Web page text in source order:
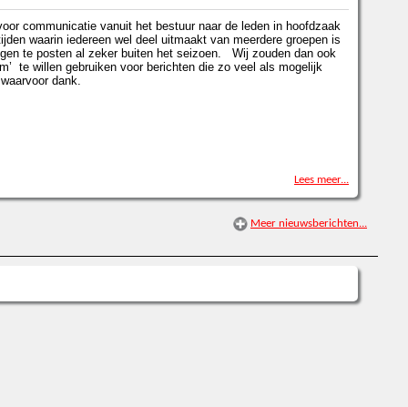
communicatie vanuit het bestuur naar de leden in hoofdzaak
waarin iedereen wel deel uitmaakt van meerdere groepen is
te posten al zeker buiten het seizoen. Wij zouden dan ook
te willen gebruiken voor berichten die zo veel als mogelijk
dank.
Lees meer...
Meer nieuwsberichten...